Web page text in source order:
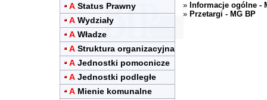
A Status Prawny
A Wydziały
A Władze
A Struktura organizacyjna
A Jednostki pomocnicze
A Jednostki podległe
A Mienie komunalne
» Informacje ogólne -
» Przetargi - MG BP